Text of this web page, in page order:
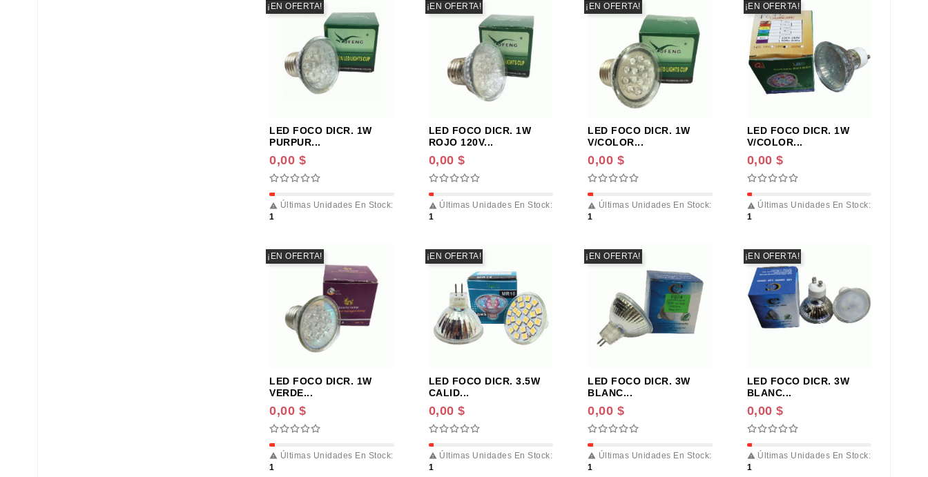
¡EN OFERTA!
LED FOCO DICR. 1W
PURPUR...
0,00 $
 Últimas Unidades En Stock:
1
¡EN OFERTA!
LED FOCO DICR. 1W
ROJO 120V...
0,00 $
 Últimas Unidades En Stock:
1
¡EN OFERTA!
LED FOCO DICR. 1W
V/COLOR...
0,00 $
 Últimas Unidades En Stock:
1
¡EN OFERTA!
LED FOCO DICR. 1W
V/COLOR...
0,00 $
 Últimas Unidades En Stock:
1
¡EN OFERTA!
LED FOCO DICR. 1W
VERDE...
0,00 $
 Últimas Unidades En Stock:
1
¡EN OFERTA!
LED FOCO DICR. 3.5W
CALID...
0,00 $
 Últimas Unidades En Stock:
1
¡EN OFERTA!
LED FOCO DICR. 3W
BLANC...
0,00 $
 Últimas Unidades En Stock:
1
¡EN OFERTA!
LED FOCO DICR. 3W
BLANC...
0,00 $
 Últimas Unidades En Stock:
1